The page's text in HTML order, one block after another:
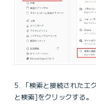
「検索と接続された
と検索]をクリックする。